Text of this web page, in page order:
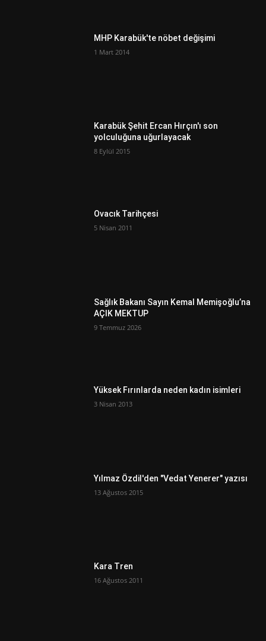
MHP Karabük'te nöbet değişimi
1 Mart 2014
Karabük Şehit Ercan Hırçın'ı son
yolculuğuna uğurlayacak
8 Eylül 2015
Ovacık Tarihçesi
5 Nisan 2011
Sağlık Bakanı Sayın Kemal Memişoğlu’na
AÇIK MEKTUP
9 Temmuz 2026
Yüksek Fırınlarda neden kadın isimleri
3 Nisan 2013
Yılmaz Özdil'den "Vedat Yenerer" yazısı
13 Ağustos 2015
Kara Tren
16 Ağustos 2011